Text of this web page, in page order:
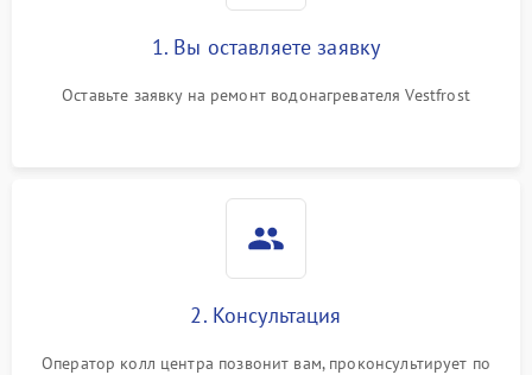
1. Вы оставляете заявку
Оставьте заявку на ремонт водонагревателя Vestfrost
2. Консультация
Оператор колл центра позвонит вам, проконсультирует по